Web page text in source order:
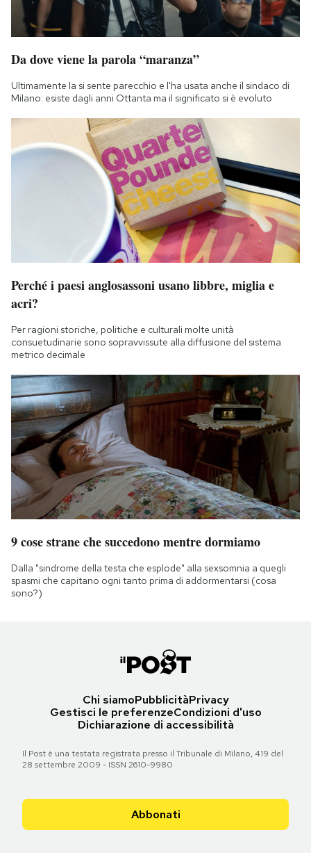
Da dove viene la parola “maranza”
Ultimamente la si sente parecchio e l'ha usata anche il sindaco di
Milano: esiste dagli anni Ottanta ma il significato si è evoluto
Perché i paesi anglosassoni usano libbre, miglia e
acri?
Per ragioni storiche, politiche e culturali molte unità
consuetudinarie sono sopravvissute alla diffusione del sistema
metrico decimale
9 cose strane che succedono mentre dormiamo
Dalla "sindrome della testa che esplode" alla sexsomnia a quegli
spasmi che capitano ogni tanto prima di addormentarsi (cosa
sono?)
Chi siamoPubblicitàPrivacy
Gestisci le preferenzeCondizioni d'uso
Dichiarazione di accessibilità
Il Post è una testata registrata presso il Tribunale di Milano, 419 del
28 settembre 2009 - ISSN 2610-9980
Abbonati